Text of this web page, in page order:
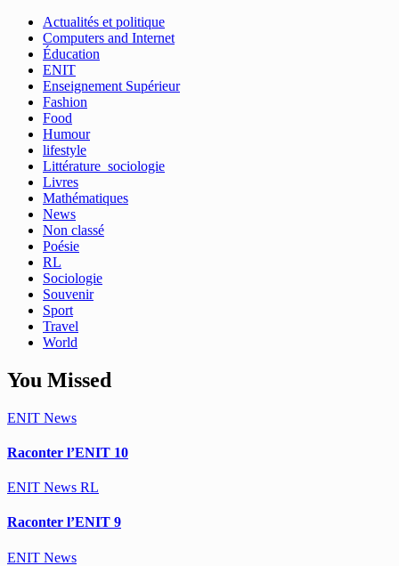
Actualités et politique
Computers and Internet
Éducation
ENIT
Enseignement Supérieur
Fashion
Food
Humour
lifestyle
Littérature_sociologie
Livres
Mathématiques
News
Non classé
Poésie
RL
Sociologie
Souvenir
Sport
Travel
World
You Missed
ENIT News
Raconter l’ENIT 10
ENIT News RL
Raconter l’ENIT 9
ENIT News